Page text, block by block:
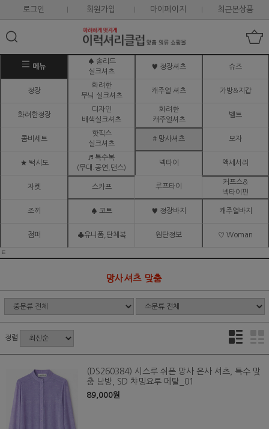
로그인 회원가입 마이페이지 최근본상품
메뉴
♠ 솔리드
실크셔츠
♥ 정장셔츠 슈즈
정장
화려한
무늬 실크셔츠
캐주얼 셔츠 가방&지갑
화려한정장
디자인
배색실크셔츠
화려한
캐주얼셔츠
벨트
콤비세트
핫픽스
실크셔츠
# 망사셔츠 모자
★ 턱시도
♬ 특수복
(무대.공연,댄스)
넥타이 액세서리
자켓 스카프 루프타이
커프스&
넥타이핀
조끼 ♠ 코트 ♥ 정장바지 캐주얼바지
점퍼 ♣유니폼,단체복 원단정보 ♡ Woman
ㅌ
망사셔츠 맞춤
정렬
(DS260384) 시스루 쉬폰 망사 은사 셔츠, 특수 맞
춤 남방, SD 챠밍요루 메탈_01
89,000원